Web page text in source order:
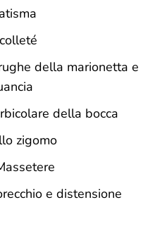
della marionetta e
della bocca
zigomo
e distensione